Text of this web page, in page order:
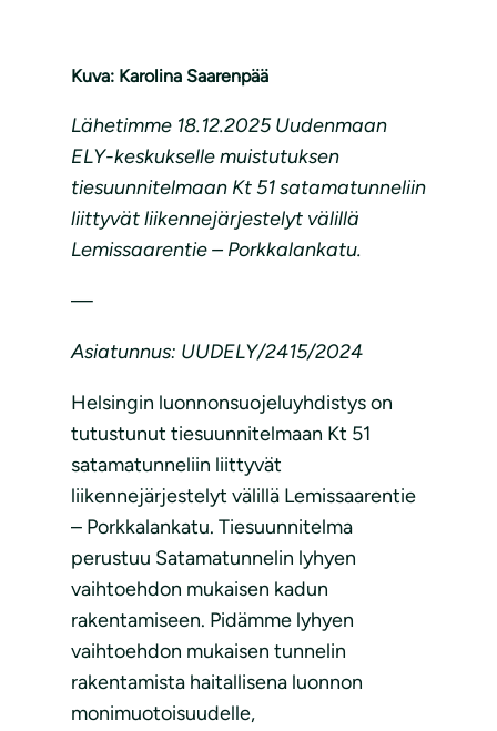
Kuva: Karolina Saarenpää
Lähetimme 18.12.2025 Uudenmaan
ELY-keskukselle muistutuksen
tiesuunnitelmaan Kt 51 satamatunneliin
liittyvät liikennejärjestelyt välillä
Lemissaarentie – Porkkalankatu.
—
Asiatunnus: UUDELY/2415/2024
Helsingin luonnonsuojeluyhdistys on
tutustunut tiesuunnitelmaan Kt 51
satamatunneliin liittyvät
liikennejärjestelyt välillä Lemissaarentie
– Porkkalankatu. Tiesuunnitelma
perustuu Satamatunnelin lyhyen
vaihtoehdon mukaisen kadun
rakentamiseen. Pidämme lyhyen
vaihtoehdon mukaisen tunnelin
rakentamista haitallisena luonnon
monimuotoisuudelle,